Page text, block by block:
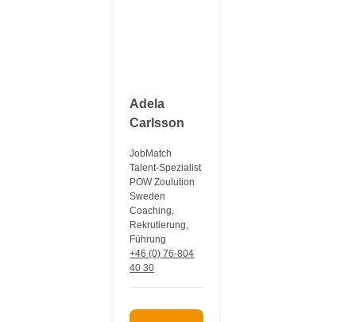
Adela
Carlsson
JobMatch
Talent-Spezialist
POW Zoulution
Sweden
Coaching,
Rekrutierung,
Führung
+46 (0) 76-804
40 30